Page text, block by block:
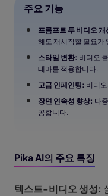
주요 기능
프롬프트 투 비디오 개
해도 재시작할 필요가
스타일 변환: 비디오
테마를 적용합니다.
고급 인페인팅: 비디
장면 연속성 향상: 다
공합니다.
Pika AI의 주요 특징
텍스트-비디오 생성: